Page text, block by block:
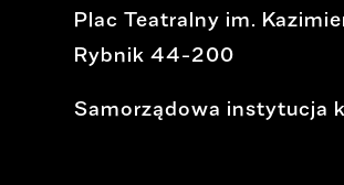
Plac Teatralny im.
Rybnik 44-200
Samorządowa instytucja